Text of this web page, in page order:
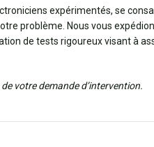
expérimentés, se
problème. Nous vous
de tests rigoureux visant à
votre demande d’intervention.